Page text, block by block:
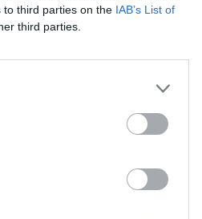
to third parties on the IAB’s List of
third parties.